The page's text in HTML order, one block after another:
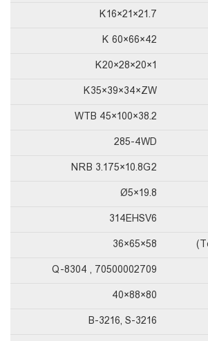
K16×21×21.7
K 60×66×42
K20×28×20×1
K35×39×34×ZW
WTB 45×100×38.2
285-4WD
NRB 3.175×10.8G2
Ø5×19.8
314EHSV6
58×65×36
70500002709 , Q-8304
80×88×40
B-3216, S-3216